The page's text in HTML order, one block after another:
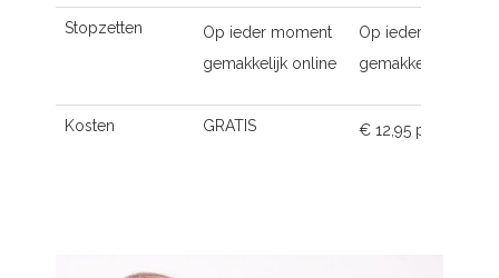
Stopzetten
Op ieder moment
gemakkelijk online
Op ieder moment
gemakkelijk online
Kosten GRATIS € 12,95 p.m.